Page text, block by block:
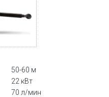
50-60 м
22 кВт
70 л/мин